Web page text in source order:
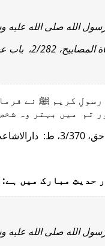
الله صلى الله عليه
282، باب عشرة النساء، ط: قدیمي)
رسولِ کریم ﷺ نے
تم میں بہتر وہ
حدیثِ مبارک میں ہے:
الله صلى الله عليه